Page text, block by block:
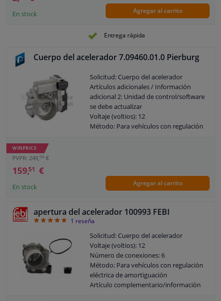
En stock Agregar al carrito
Entrega rápida
Cuerpo del acelerador 7.09460.01.0 Pierburg
Solicitud: Cuerpo del acelerador
Artículos adicionales / Información
adicional 2: Unidad de control/software
se debe actualizar
Voltaje (voltios): 12
Método: Para vehículos con regulación
Diámetro [mm]: 52
WINPRICE
PVPR: 249, 04 €
159,51 €
En stock Agregar al carrito
apertura del acelerador 100993 FEBI
51 reseña
Solicitud: Cuerpo del acelerador
Voltaje (voltios): 12
Número de conexiones: 6
Método: Para vehículos con regulación
eléctrica de amortiguación
Artículo complementario/información